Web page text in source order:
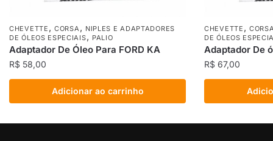
CHEVETTE ,CORSA, NIPLES E ADAPTADORES
DE ÓLEOS ESPECIAIS, PALIO
Adaptador De Óleo Para FORD KA
R$ 58,00
Adicionar ao carrinho
CHEVETTE ,
DE ÓLEOS
Adaptador De
R$ 67,00